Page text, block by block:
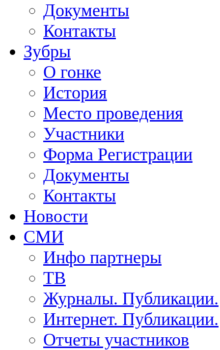
Документы
Контакты
Зубры
О гонке
История
Место проведения
Участники
Форма Регистрации
Документы
Контакты
Новости
СМИ
Инфо партнеры
ТВ
Журналы. Публикации.
Интернет. Публикации.
Отчеты участников